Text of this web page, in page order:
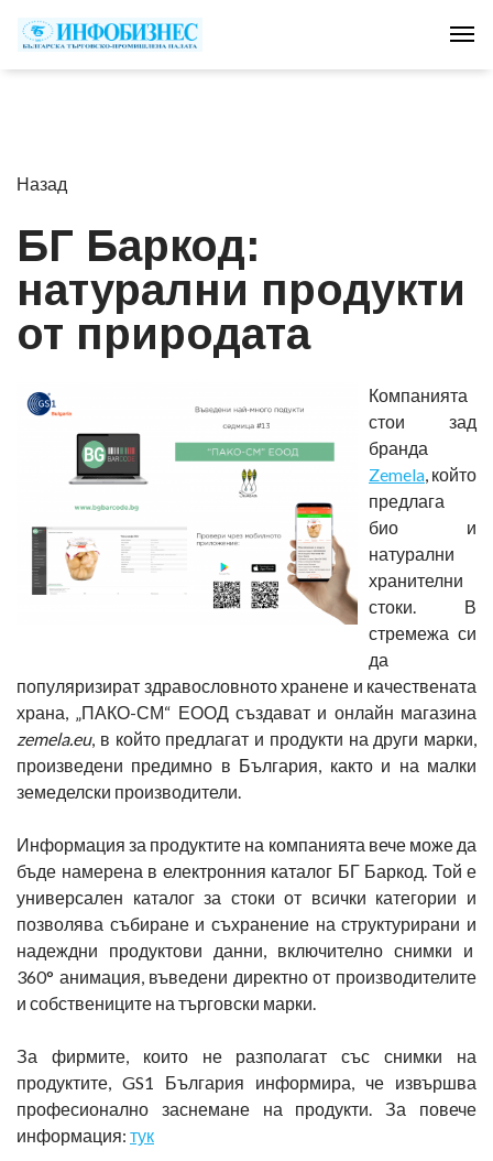
Назад
БГ Баркод:
натурални продукти
от природата
Компанията
стои зад
бранда
Zemela, който
предлага
био и
натурални
хранителни
стоки. В
стремежа си
да
популяризират здравословното хранене и качествената
храна, „ПАКО-СМ“ ЕООД създават и онлайн магазина
zemela.eu, в който предлагат и продукти на други марки,
произведени предимно в България, както и на малки
земеделски производители.
Информация за продуктите на компанията вече може да
бъде намерена в електронния каталог БГ Баркод. Той е
универсален каталог за стоки от всички категории и
позволява събиране и съхранение на структурирани и
надеждни продуктови данни, включително снимки и
360° анимация, въведени директно от производителите
и собствениците на търговски марки.
За фирмите, които не разполагат със снимки на
продуктите, GS1 България информира, че извършва
професионално заснемане на продукти. За повече
информация: тук